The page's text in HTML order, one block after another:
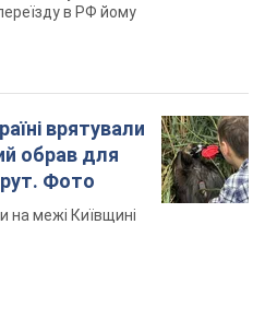
в РФ йому
врятували
обрав для
Фото
на межі Київщині